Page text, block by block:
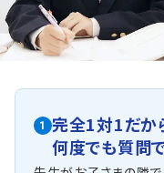
その他、広野中学校・楢
湯本地区、赤井地区、小
泉地区、小名浜地区、江
1
完全1対1だか
何度でも質問